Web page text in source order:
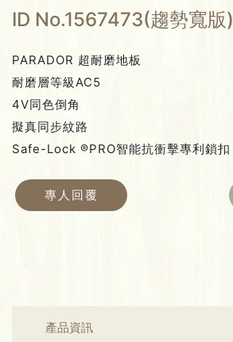
ID No.1567473(趨勢寬版)
PARADOR 超耐磨地板
耐磨層等級AC5
4V同色倒角
擬真同步紋路
Safe-Lock ®PRO智能抗衝擊專利鎖扣
專人回覆
產品資訊